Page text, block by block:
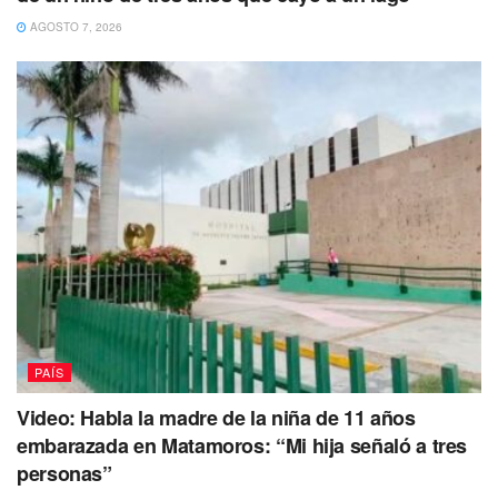
𝘀𝗲 𝗱𝗲𝘀𝗺𝗮𝘆ó 𝘆 𝗻𝗼 𝘃𝗼𝗹𝘃𝗶ó 𝗮 𝗱𝗲𝘀𝗽𝗲𝗿𝘁𝗮𝗿
#Entératehttps://t.co/BWf6GK6ZC8
— islamujeresaldia (@islamujeresald1)
June 15, 2023
Las redes sociales se han inundado de indignación por
este incidente, y se espera que las autoridades pertinentes
tomen las medidas legales correspondientes para
garantizar que la persona responsable de este acto atroz
sea debidamente sancionada.
AGOSTO 7, 2026
PAÍS
Video: Habla la madre de la niña de 11 años
embarazada en Matamoros: “Mi hija señaló a tres
personas”